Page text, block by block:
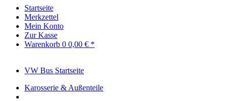
Startseite
Merkzettel
Mein Konto
Zur Kasse
Warenkorb 0 0,00 € *
VW Bus Startseite
Karosserie & Außenteile